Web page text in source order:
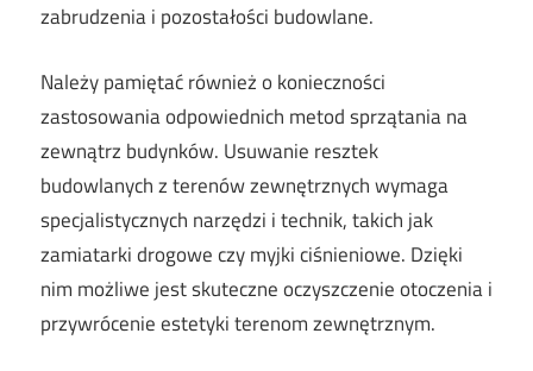
zabrudzenia i pozostałości budowlane.
Należy pamiętać również o konieczności
zastosowania odpowiednich metod sprzątania na
zewnątrz budynków. Usuwanie resztek
budowlanych z terenów zewnętrznych wymaga
specjalistycznych narzędzi i technik, takich jak
zamiatarki drogowe czy myjki ciśnieniowe. Dzięki
nim możliwe jest skuteczne oczyszczenie otoczenia i
przywrócenie estetyki terenom zewnętrznym.